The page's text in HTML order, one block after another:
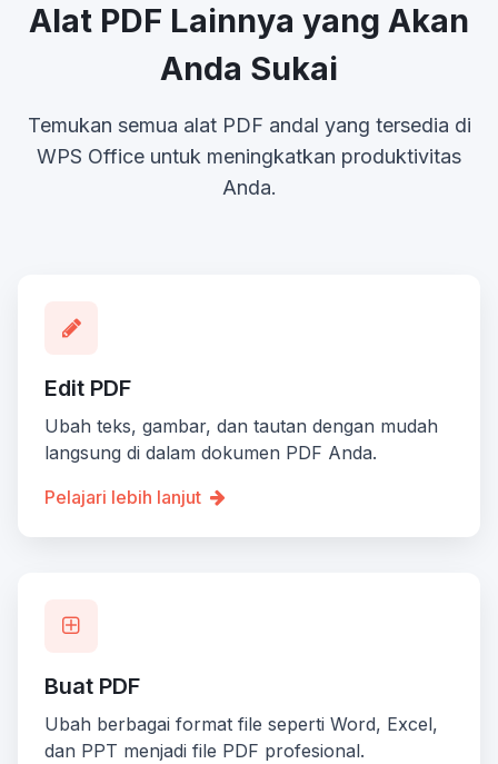
Alat PDF Lainnya yang Akan
Anda Sukai
Temukan semua alat PDF andal yang tersedia di
WPS Office untuk meningkatkan produktivitas
Anda.
Edit PDF
Ubah teks, gambar, dan tautan dengan mudah
langsung di dalam dokumen PDF Anda.
Pelajari lebih lanjut
Buat PDF
Ubah berbagai format file seperti Word, Excel,
dan PPT menjadi file PDF profesional.